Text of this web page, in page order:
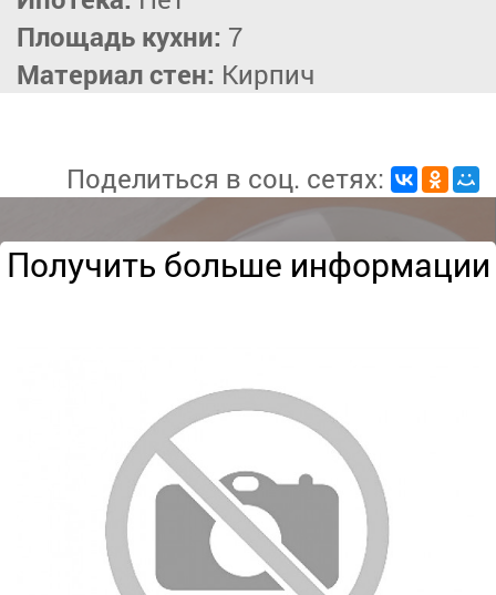
Площадь кухни: 7
Материал стен: Кирпич
Поделиться в соц. сетях:
Получить больше информации